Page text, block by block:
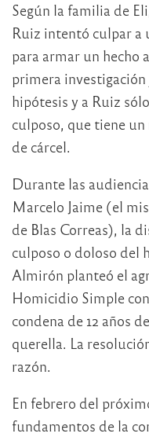
Según la familia de
Ruiz intentó culpar a
para armar un hecho
primera
hipótesis y a Ruiz
culposo, que tiene un
de cárcel.
Durante las
Marcelo Jaime (el
de Blas Correas), la
culposo o doloso del
Almirón planteó el
Homicidio Simple
condena de 12 años
querella. La
razón.
En febrero del
fundamentos de la